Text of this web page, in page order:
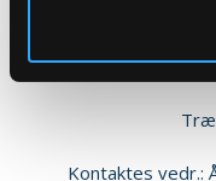
Kontaktes vedr.: